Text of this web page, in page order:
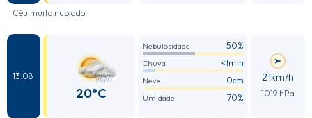
Céu muito nublado
13.08
20°C
Nebulosidade 50%
Chuva <1mm
Neve 0cm
Umidade 70%
21km/h
1019 hPa